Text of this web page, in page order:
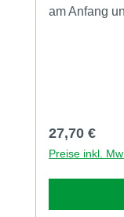
am Anfang
Diele
die Terraflex
mehrere
Holzschutz
Regulärer
27,70 €
Preise inkl.